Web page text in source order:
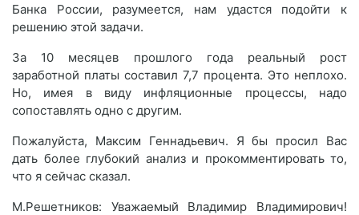
Банка России, разумеется, нам удастся подойти к
решению этой задачи.
За 10 месяцев прошлого года реальный рост
заработной платы составил 7,7 процента. Это неплохо.
Но, имея в виду инфляционные процессы, надо
сопоставлять одно с другим.
Пожалуйста, Максим Геннадьевич. Я бы просил Вас
дать более глубокий анализ и прокомментировать то,
что я сейчас сказал.
М.Решетников: Уважаемый Владимир Владимирович!